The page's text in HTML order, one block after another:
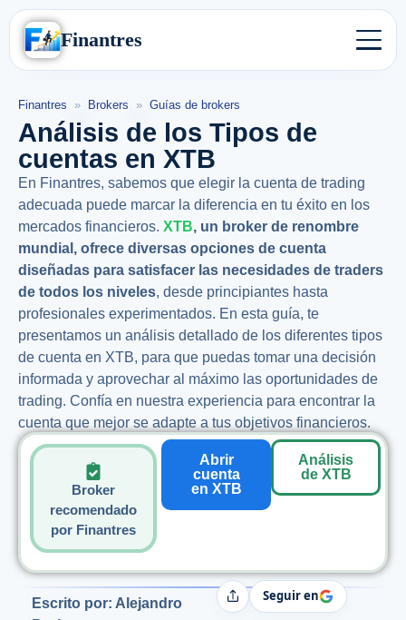
Finantres
Finantres » Brokers » Guías de brokers
Análisis de los Tipos de
cuentas en XTB
En Finantres, sabemos que elegir la cuenta de trading
adecuada puede marcar la diferencia en tu éxito en los
mercados financieros. XTB, un broker de renombre
mundial, ofrece diversas opciones de cuenta
diseñadas para satisfacer las necesidades de traders
de todos los niveles, desde principiantes hasta
profesionales experimentados. En esta guía, te
presentamos un análisis detallado de los diferentes tipos
de cuenta en XTB, para que puedas tomar una decisión
informada y aprovechar al máximo las oportunidades de
trading. Confía en nuestra experiencia para encontrar la
cuenta que mejor se adapte a tus objetivos financieros.
Broker
recomendado
por Finantres
Abrir
cuenta
en XTB
Análisis
de XTB
Escrito por: Alejandro
CompartirSeguir en